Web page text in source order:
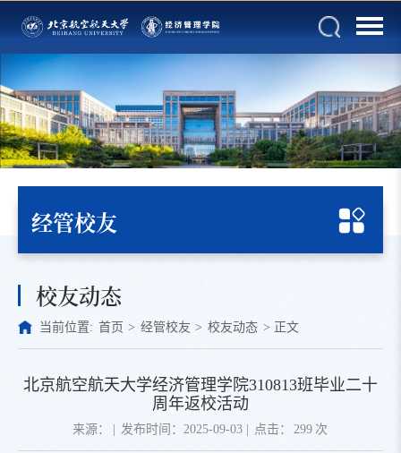
经管校友
校友动态
当前位置: 首页 > 经管校友 > 校友动态 > 正文
北京航空航天大学经济管理学院310813班毕业二十
周年返校活动
来源： 发布时间：2025-09-03 点击： 299 次